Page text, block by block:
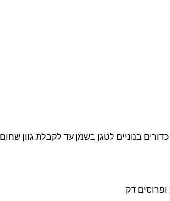
בנוניים לטגן בשמן עד לקבלת גוון שחום